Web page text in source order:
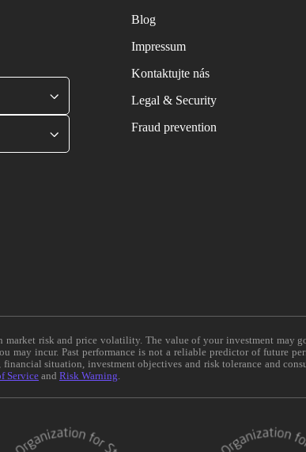
Blog
Impressum
Kontaktujte nás
Legal & Security
Fraud prevention
risk and price volatility. The value of your investment may
may incur. Past performance is not a reliable predictor of future
situation, investment objectives and risk tolerance and
Serviceand Risk Warning